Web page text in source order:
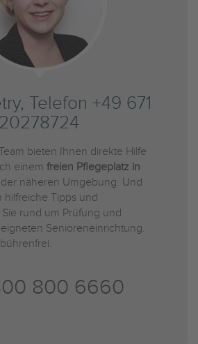
Telefon +49 671
20278724
bieten Ihnen direkte Hilfe
einem freien Pflegeplatz in
näheren Umgebung. Und
hilfreiche Tipps und
rund um Prüfung und
Senioreneinrichtung.
800 6660